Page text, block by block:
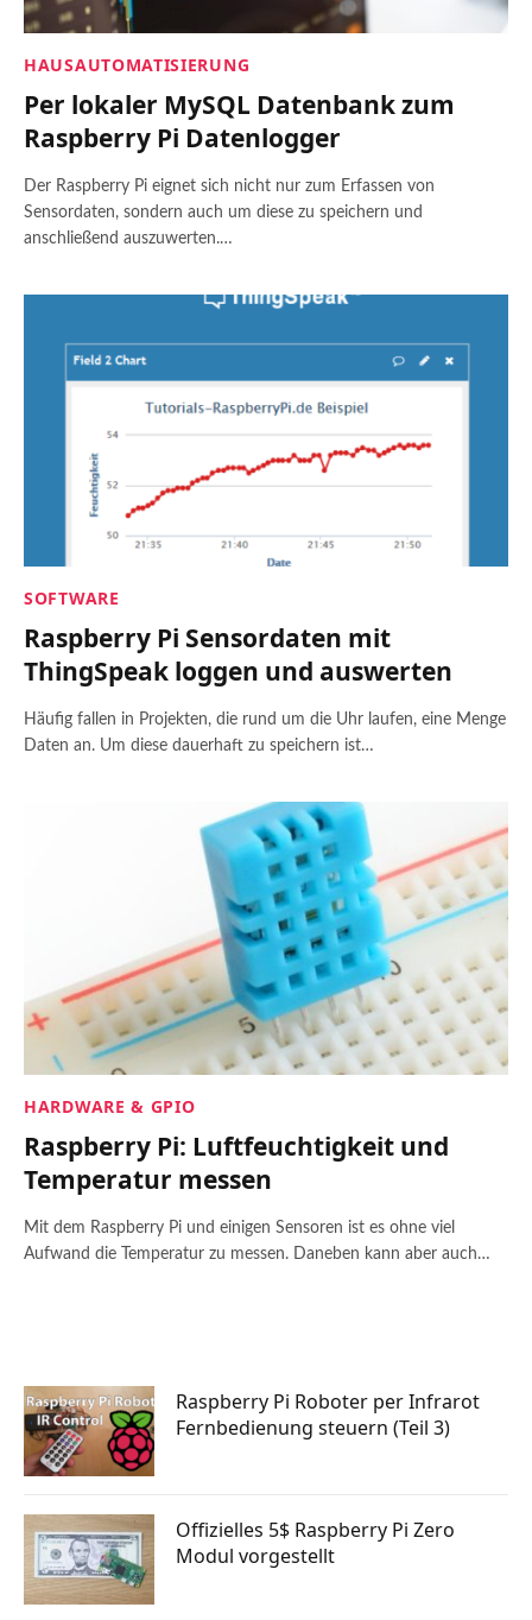
HAUSAUTOMATISIERUNG
Per lokaler MySQL Datenbank zum
Raspberry Pi Datenlogger
Der Raspberry Pi eignet sich nicht nur zum Erfassen von
Sensordaten, sondern auch um diese zu speichern und
anschließend auszuwerten.…
SOFTWARE
Raspberry Pi Sensordaten mit
ThingSpeak loggen und auswerten
Häufig fallen in Projekten, die rund um die Uhr laufen, eine Menge
Daten an. Um diese dauerhaft zu speichern ist…
HARDWARE & GPIO
Raspberry Pi: Luftfeuchtigkeit und
Temperatur messen
Mit dem Raspberry Pi und einigen Sensoren ist es ohne viel
Aufwand die Temperatur zu messen. Daneben kann aber auch…
Raspberry Pi Roboter per Infrarot
Fernbedienung steuern (Teil 3)
Offizielles 5$ Raspberry Pi Zero
Modul vorgestellt